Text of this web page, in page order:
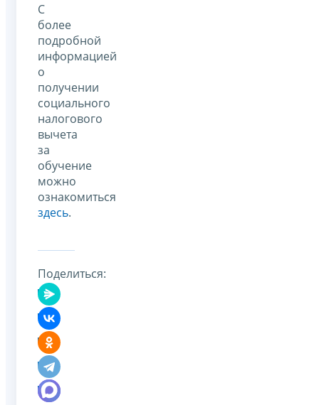
С
более
подробной
информацией
о
получении
социального
налогового
вычета
за
обучение
можно
ознакомиться
здесь.
Поделиться: